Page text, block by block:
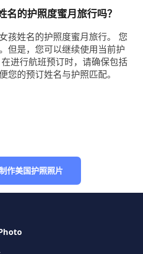
名的护照度蜜月旅行吗？
孩姓名的护照度蜜月旅行。 您
但是，您可以继续使用当前护
进行航班预订时，请确保包括
您的预订姓名与护照匹配。
作美国护照照片
.